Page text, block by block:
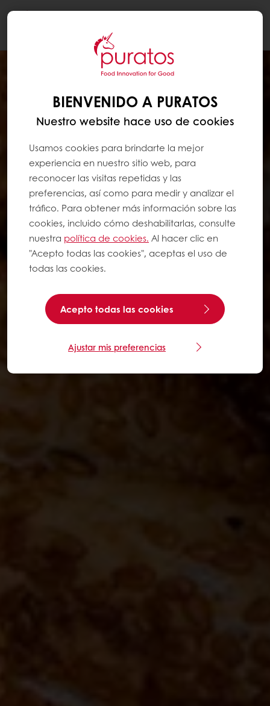
BIENVENIDO A PURATOS
Nuestro website hace uso de cookies
Usamos cookies para brindarte la mejor
experiencia en nuestro sitio web, para
reconocer las visitas repetidas y las
preferencias, así como para medir y analizar el
tráfico. Para obtener más información sobre las
cookies, incluido cómo deshabilitarlas, consulte
nuestra política de cookies. Al hacer clic en
"Acepto todas las cookies", aceptas el uso de
todas las cookies.
Acepto todas las cookies
Ajustar mis preferencias